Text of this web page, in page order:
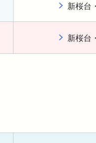
新桜台
新桜台